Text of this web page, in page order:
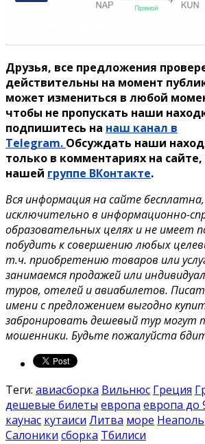
Друзья, все предложения
действительны на момент
может измениться в любой
чтобы не пропускать наши
подпишитесь на наш канал в
Telegram. Обсуждать наши
только в комментариях на сайте,
нашей группе ВКонтакте.
Вся информация на сайте
исключительно в информационно-
образовательных целях и не имеет
побудить к совершению любых
т.ч. приобретению товаров или
занимаемся продажей или
туров, отелей и авиабилетов.
имени с предложением выгодно
забронировать дешевый тур могут
мошенники. Будьте пожалуйста
Теги: авиасборка Вильнюс Греция
дешевые билеты европа европа до
каунас кутаиси Литва море Неаполь
Салоники сборка Тбилиси